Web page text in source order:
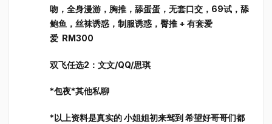
吻，全身漫游，胸推，舔蛋蛋，无套口交，69试，舔
鲍鱼，丝袜诱惑，制服诱惑，臀推 + 有套爱
爱 RM300
双飞任选2：文文/QQ/思琪
*包夜*其他私聊
*以上资料是真实的 小姐姐初来驾到 希望好哥哥们都